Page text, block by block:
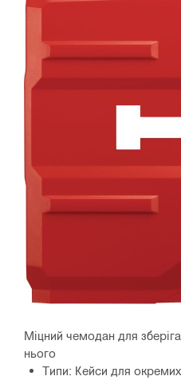
Міцний чемодан для
нього
Типи: Кейси для окремих